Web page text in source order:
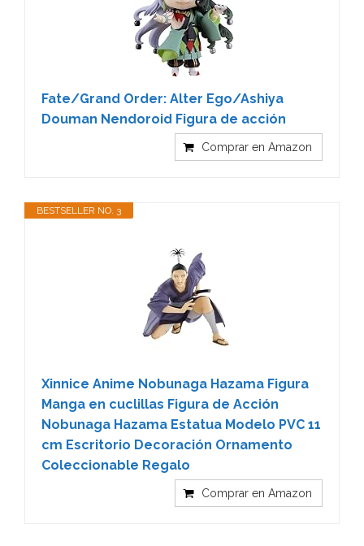
Fate/Grand Order: Alter Ego/Ashiya
Douman Nendoroid Figura de acción
Comprar en Amazon
BESTSELLER NO. 3
Xinnice Anime Nobunaga Hazama Figura
Manga en cuclillas Figura de Acción
Nobunaga Hazama Estatua Modelo PVC 11
cm Escritorio Decoración Ornamento
Coleccionable Regalo
Comprar en Amazon